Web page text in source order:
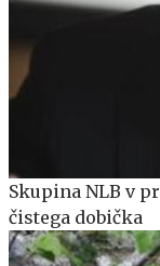
Skupina NLB v
čistega dobička